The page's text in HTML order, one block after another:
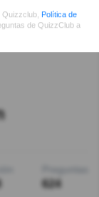
Noel, sino su
624
Quizzclub, Política de
de QuizzClub a